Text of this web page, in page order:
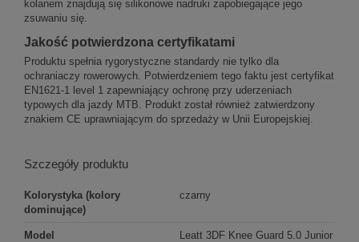
kolanem znajdują się silikonowe nadruki zapobiegające jego
zsuwaniu się.
Jakość potwierdzona certyfikatami
Produktu spełnia rygorystyczne standardy nie tylko dla
ochraniaczy rowerowych. Potwierdzeniem tego faktu jest certyfikat
EN1621-1 level 1 zapewniający ochronę przy uderzeniach
typowych dla jazdy MTB. Produkt został również zatwierdzony
znakiem CE uprawniającym do sprzedaży w Unii Europejskiej.
Szczegóły produktu
Kolorystyka (kolory
dominujące)
czarny
Model Leatt 3DF Knee Guard 5.0 Junior